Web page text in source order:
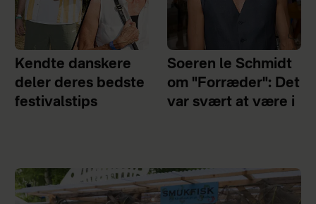
Kendte danskere
deler deres bedste
festivalstips
Soeren le Schmidt
om "Forræder": Det
var svært at være i